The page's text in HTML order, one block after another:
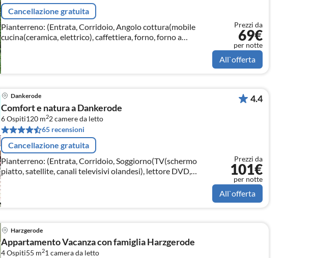
Cancellazione gratuita
Pianterreno: (Entrata, Corridoio, Angolo cottura(mobile
cucina(ceramica, elettrico), caffettiera, forno, forno a
microonde, lavastoviglie, frigo con congelatore)
Prezzi da
69€
per notte
All`offerta
Dankerode
Comfort e natura a Dankerode
6 Ospiti120 m22camere da letto
65 recensioni
Cancellazione gratuita
Pianterreno: (Entrata, Corridoio, Soggiorno(TV(schermo
piatto, satellite, canali televisivi olandesi), lettore DVD,
radio)
4.4
Prezzi da
101€
per notte
All`offerta
Harzgerode
Appartamento Vacanza con famiglia Harzgerode
4 Ospiti55 m21 camera da letto